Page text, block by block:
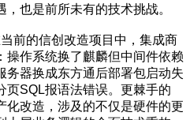
也是前所未有的技术挑战。
前的信创改造项目中，集成商
操作系统换了麒麟但中间件依赖
务器换成东方通后部署包启动失
页SQL报语法错误。更棘手的
化改造，涉及的不仅是硬件的更